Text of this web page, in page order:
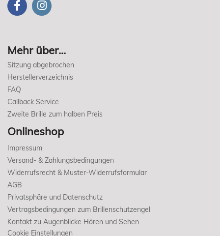
Mehr über...
Sitzung abgebrochen
Herstellerverzeichnis
FAQ
Callback Service
Zweite Brille zum halben Preis
Onlineshop
Impressum
Versand- & Zahlungsbedingungen
Widerrufsrecht & Muster-Widerrufsformular
AGB
Privatsphäre und Datenschutz
Vertragsbedingungen zum Brillenschutzengel
Kontakt zu Augenblicke Hören und Sehen
Cookie Einstellungen